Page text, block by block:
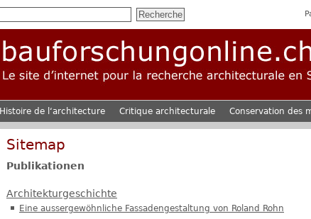
Histoire de l‘architecture Critique architecturale Conservation des
Sitemap
Publikationen
Architekturgeschichte
Eine aussergewöhnliche Fassadengestaltung von Roland Rohn